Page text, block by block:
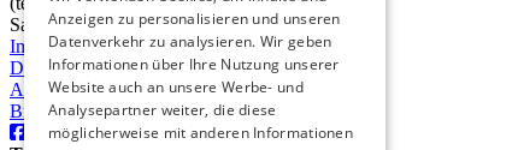
Samstag 10.00 - 14.00 Uhr
Impressum
Datenschutz
AGB
Broschüren
Anzeigen zu personalisieren und unseren
Datenverkehr zu analysieren. Wir geben
Informationen über Ihre Nutzung unserer
Website auch an unsere Werbe- und
Analysepartner weiter, die diese
möglicherweise mit anderen Informationen